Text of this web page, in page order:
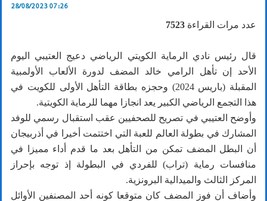
28/08/2023 07:26
عدد مرات القراءة 7523
قال رئيس نادي الرماية الكويتي الرياضي دعيج العتيبي اليوم
الأحد إن تأهل الرامي خالد المضف لدورة الألعاب الأولمبية
المقبلة (باريس 2024) وحجزه بطاقة التأهل الأولى للكويت في
هذا التجمع الرياضي الكبير يعد انجازا مهما للرماية الكويتية.
وأوضح العتيبي في تصريح للصحفيين عقب استقبال رسمي للوفد
المشارك في بطولة العالم للعبة التي اختتمت أخيرا في أذربيجان
أن البطل المضف تمكن من التأهل بعد ما قدم أداء مميزا في
منافسات رماية (تراب) للفردي في البطولة إذ توجه بإحراز
المركز الثالث والميدالية البرونزية.
وأضاف أن فوز المضف كان متوقعا كونه أحد المصنفين الأوائل